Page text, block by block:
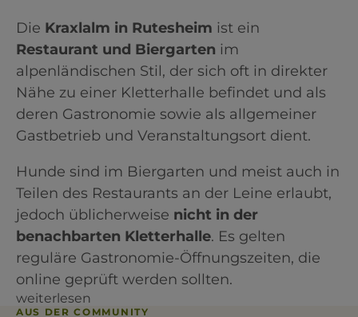
Die Kraxlalm in Rutesheim ist ein
Restaurant und Biergarten im
alpenländischen Stil, der sich oft in direkter
Nähe zu einer Kletterhalle befindet und als
deren Gastronomie sowie als allgemeiner
Gastbetrieb und Veranstaltungsort dient.
Hunde sind im Biergarten und meist auch in
Teilen des Restaurants an der Leine erlaubt,
jedoch üblicherweise nicht in der
benachbarten Kletterhalle. Es gelten
reguläre Gastronomie-Öffnungszeiten, die
online geprüft werden sollten.
weiterlesen
AUS DER COMMUNITY